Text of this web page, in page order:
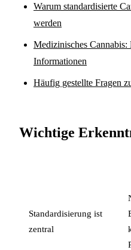
Warum standardisierte
werden
Medizinisches
Informationen
Häufig gestellte Fragen
Wichtige
Standardisierung ist
zentral